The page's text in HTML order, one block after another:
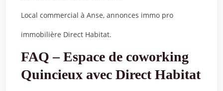
Local commercial à Anse, annonces immo pro
immobilière Direct Habitat.
FAQ – Espace de coworking
Quincieux avec Direct Habitat